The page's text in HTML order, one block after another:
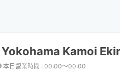
changing
dates.
Kamoi
本日營業時間 : 00:00〜00:00